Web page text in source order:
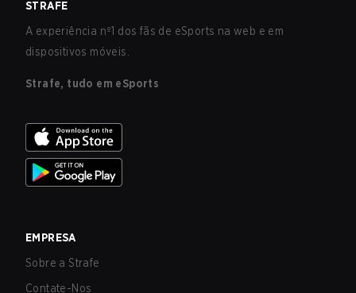
STRAFE
A experiência nº1 dos fãs de eSports na web e em
dispositivos móveis.
Strafe, tudo em eSports
EMPRESA
Sobre a Strafe
Contate-Nos